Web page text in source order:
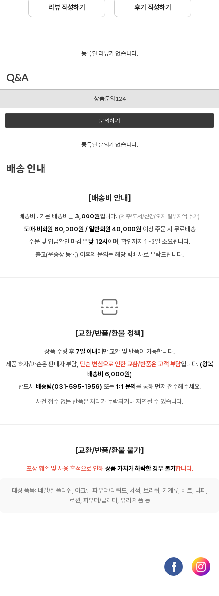
리뷰 작성하기 후기 작성하기
등록된 리뷰가 없습니다.
Q&A
상품문의124
문의하기
등록된 문의가 없습니다.
배송 안내
[배송비 안내]
배송비 : 기본 배송비는 3,000원입니다. (제주/도서/산간/오지 일부지역 추가)
도매·비회원 60,000원 / 일반회원 40,000원 이상 주문 시 무료배송
주문 및 입금확인 마감은 낮 12시 이며, 확인까지 1~3일 소요됩니다.
출고(운송장 등록) 이후의 문의는 해당 택배사로 부탁드립니다.
[교환/반품/환불 정책]
상품 수령 후 7일 이내 에만 교환 및 반품이 가능합니다.
제품 하자/파손은 판매자 부담, 단순 변심으로 인한 교환/반품은 고객 부담입니다. (왕복
배송비 6,000원)
반드시 배송팀(031-595-1956) 또는 1:1 문의 를 통해 먼저 접수해주세요.
사전 접수 없는 반품은 처리가 누락되거나 지연될 수 있습니다.
[교환/반품/환불 불가]
포장 훼손 및 사용 흔적으로 인해 상품 가치가 하락한 경우 불가합니다.
대상 품목: 네일/젤폴리쉬, 아크릴 파우더/리퀴드, 서적, 브러쉬, 기계류, 비트, 니퍼,
로션, 파우더/글리터, 유리 제품 등